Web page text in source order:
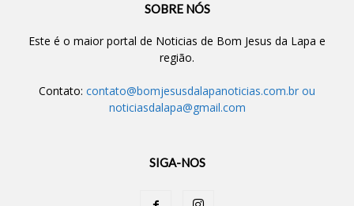
SOBRE NÓS
Este é o maior portal de Noticias de Bom Jesus da Lapa e
região.
Contato: contato@bomjesusdalapanoticias.com.br ou
noticiasdalapa@gmail.com
SIGA-NOS